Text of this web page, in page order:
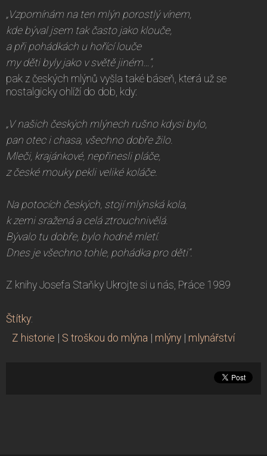
„Vzpomínám na ten mlýn porostlý vínem,
kde býval jsem tak často jako klouče,
a při pohádkách u hořící louče
my děti byly jako v světě jiném…“,
pak z českých mlýnů vyšla také báseň, která už se
nostalgicky ohlíží do dob, kdy:
„V našich českých mlýnech rušno kdysi bylo,
pan otec i chasa, všechno dobře žilo.
Mleči, krajánkové, nepřinesli pláče,
z české mouky pekli veliké koláče.
Na potocích českých, stojí mlýnská kola,
k zemi sražená a celá ztrouchnivělá.
Bývalo tu dobře, bylo hodně mletí.
Dnes je všechno tohle, pohádka pro děti“.
Z knihy Josefa Staňky Ukrojte si u nás, Práce 1989
Štítky:
Z historie | S troškou do mlýna | mlýny | mlynářství